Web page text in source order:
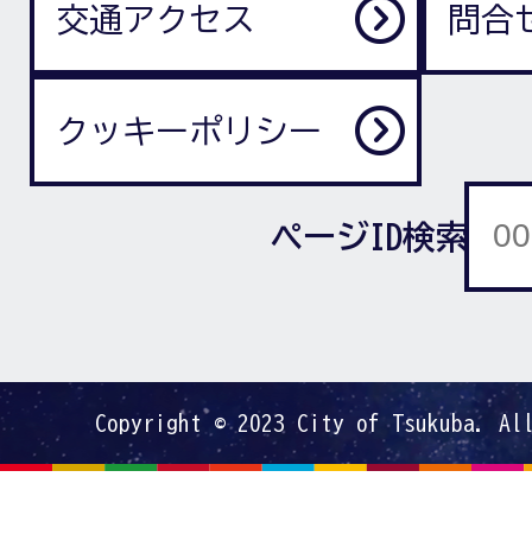
交通アクセス 問合
クッキーポリシー
ページID検索
Copyright © 2023 City of Tsukuba.